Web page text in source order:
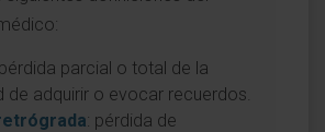
parcial o total de la
de adquirir o evocar recuerdos.
: pérdida de